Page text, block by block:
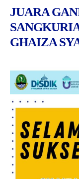
JUARA
GHAIZA